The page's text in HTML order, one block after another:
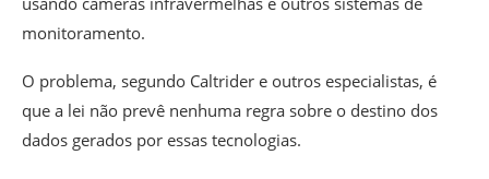
monitoramento.
O problema, segundo Caltrider e outros especialistas, é
que a lei não prevê nenhuma regra sobre o destino dos
dados gerados por essas tecnologias.